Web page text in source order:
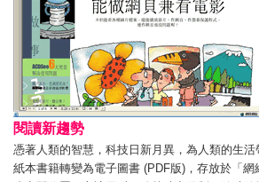
閱讀新趨勢
憑著人類的智慧，科技日新月異，為人類的生
紙本書籍轉變為電子圖書 (PDF版)，存放於「